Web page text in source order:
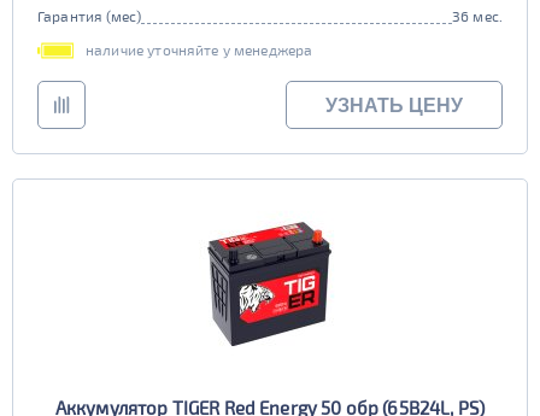
Гарантия (мес)
36 мес.
наличие уточняйте у менеджера
УЗНАТЬ ЦЕНУ
Аккумулятор TIGER Red Energy 50 обр (65B24L, PS)